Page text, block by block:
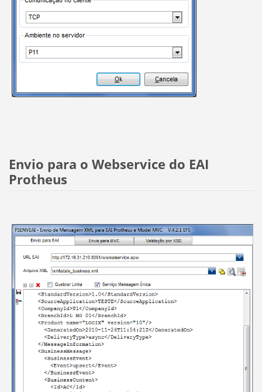
Envio para o Webservice do EAI
Protheus